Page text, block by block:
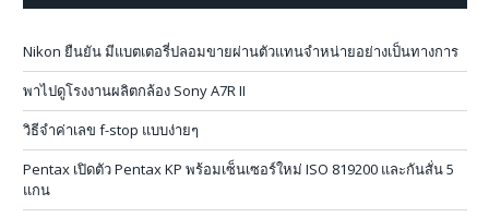
Nikon ยืนยัน มีแบตเตอรี่ปลอมขายผ่านตัวแทนจำหน่ายอย่างเป็นทางการ
พาไปดูโรงงานผลิตกล้อง Sony A7R II
วิธีจำค่าเลข f-stop แบบง่ายๆ
Pentax เปิดตัว Pentax KP พร้อมเซ็นเซอร์ใหม่ ISO 819200 และกันสั่น 5
แกน